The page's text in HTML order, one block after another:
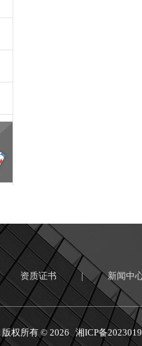
资质证书 | 新闻中
版权所有 © 2026湘ICP备